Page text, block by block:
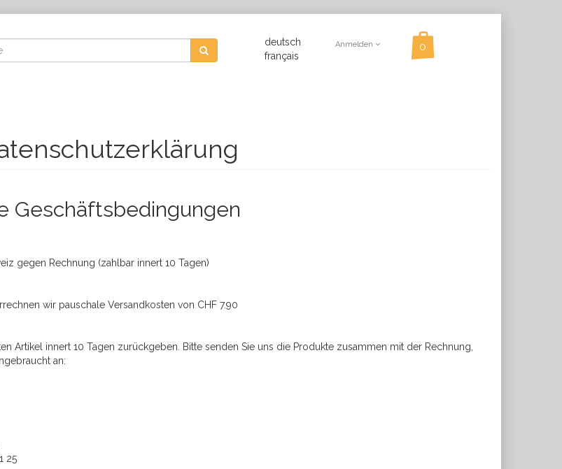
deutsch
français
Anmelden
Geschäftsbedingungen
gegen Rechnung (zahlbar innert 10 Tagen)
wir pauschale Versandkosten von CHF 7.90
Artikel innert 10 Tagen zurückgeben. Bitte senden Sie uns die Produkte zusammen mit der Rechnung,
an:
25